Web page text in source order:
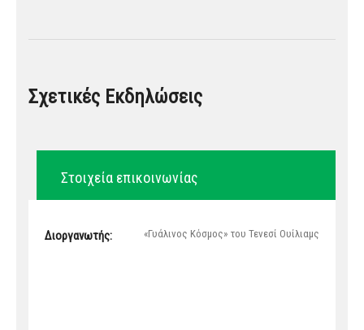
Σχετικές Εκδηλώσεις
Στοιχεία επικοινωνίας
Διοργανωτής: «Γυάλινος Κόσμος» του Τενεσί Ουίλιαμς